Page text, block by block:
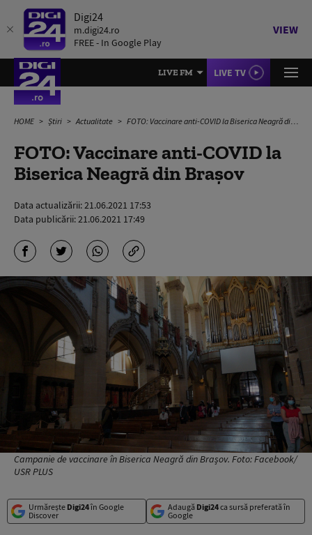
Digi24
m.digi24.ro
FREE - In Google Play
VIEW
LIVE FM LIVE TV
HOME Știri Actualitate FOTO: Vaccinare anti-COVID la Biserica Neagră din Brașov
FOTO: Vaccinare anti-COVID la
Biserica Neagră din Brașov
Data actualizării:21.06.2021 17:53
Data publicării:21.06.2021 17:49
Campanie de vaccinare în Biserica Neagră din Brașov. Foto: Facebook/
USR PLUS
Urmărește Digi24în Google
Discover
Adaugă Digi24ca sursă preferată în
Google